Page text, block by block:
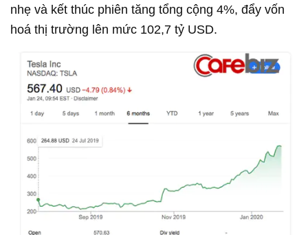
nhẹ và kết thúc phiên tăng tổng cộng 4%, đẩy vốn
hoá thị trường lên mức 102,7 tỷ USD.